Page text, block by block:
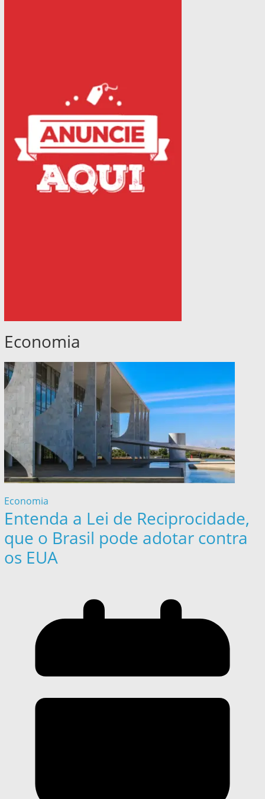
Economia
Economia
Entenda a Lei de Reciprocidade,
que o Brasil pode adotar contra
os EUA